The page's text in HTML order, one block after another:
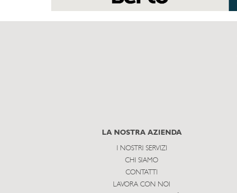
LA NOSTRA AZIENDA
I NOSTRI SERVIZI
CHI SIAMO
CONTATTI
LAVORA CON NOI